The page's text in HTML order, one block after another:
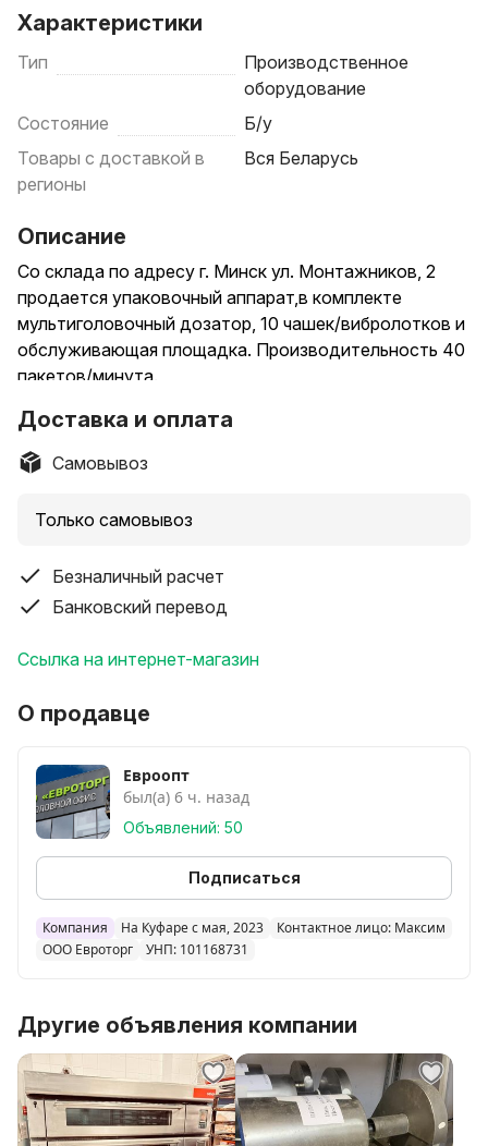
Характеристики
Тип
Производственное
оборудование
Состояние
Б/у
Товары с доставкой в
регионы
Вся Беларусь
Описание
Со склада по адресу г. Минск ул. Монтажников, 2
продается упаковочный аппарат,в комплекте
мультиголовочный дозатор, 10 чашек/вибролотков и
обслуживающая площадка. Производительность 40
пакетов/минута.
С большим ассортиментом б\у оборудования и не
только, вы можете ознакомиться на нашем
официальном сайте перейдя по ссылке.
продажи, работаем с Физ. и Юр., лицами.
Суббота, воскресенье выходные !!!
Доставка и оплата
Самовывоз
Только самовывоз
Безналичный расчет
Банковский перевод
Ссылка на интернет-магазин
О продавце
Евроопт
был(а) 6 ч. назад
Объявлений: 50
Подписаться
Компания На Куфаре с мая, 2023
Контактное лицо: Максим
ООО Евроторг
УНП: 101168731
Другие объявления компании